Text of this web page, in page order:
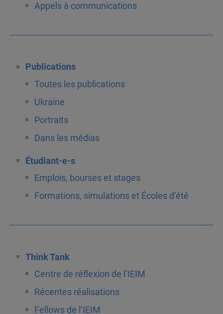
Appels à communications
Publications
Toutes les publications
Ukraine
Portraits
Dans les médias
Étudiant-e-s
Emplois, bourses et stages
Formations, simulations et Écoles d’été
Think Tank
Centre de réflexion de l’IEIM
Récentes réalisations
Fellows de l’IEIM